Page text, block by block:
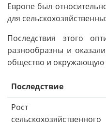
Европе был
для
Последствия этого
разнообразны и
общество и окружающую
Последствие
Рост
сельскохозяйственного